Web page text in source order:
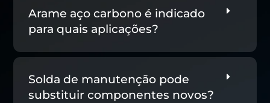
Arame aço carbono é indicado
para quais aplicações?
Solda de manutenção pode
substituir componentes novos?